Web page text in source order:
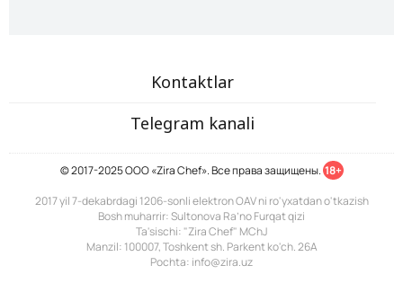
Kontaktlar
Telegram kanali
© 2017-2025 ООО «Zira Chef». Все права защищены. 18+
2017 yil 7-dekabrdagi 1206-sonli elektron OAV ni ro'yxatdan o'tkazish
Bosh muharrir: Sultonova Ra’no Furqat qizi
Ta'sischi: "Zira Chef" MChJ
Manzil: 100007, Toshkent sh. Parkent ko'ch. 26A
Pochta: info@zira.uz